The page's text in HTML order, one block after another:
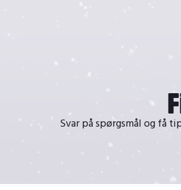
Svar på spørgsmål og få